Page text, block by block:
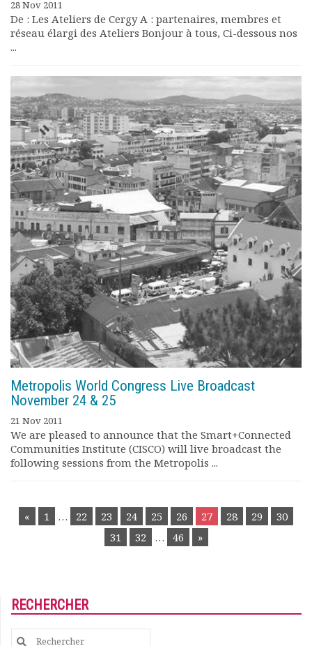
28 Nov 2011
De : Les Ateliers de Cergy A : partenaires, membres et
réseau élargi des Ateliers Bonjour à tous, Ci-dessous nos
...
Metropolis World Congress Live Broadcast
November 24 & 25
21 Nov 2011
We are pleased to announce that the Smart+Connected
Communities Institute (CISCO) will live broadcast the
following sessions from the Metropolis ...
POSTS
NAVIGATION
« 1 … 22 23 24 25 26 27 28 29
30
31
32 … 46 »
RECHERCHER
Search